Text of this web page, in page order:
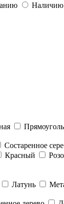
Наличию
Состаренное
Красный
Латунь